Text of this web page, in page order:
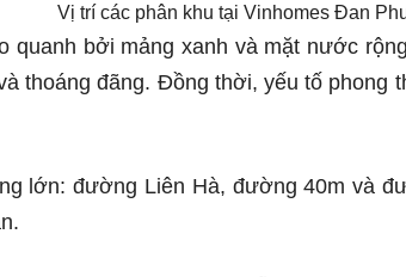
Vị trí các phân khu tại Vinhomes Đan
bởi mảng xanh và mặt nước
thoáng đãng. Đồng thời, yếu tố
lớn: đường Liên Hà, đường 40m và